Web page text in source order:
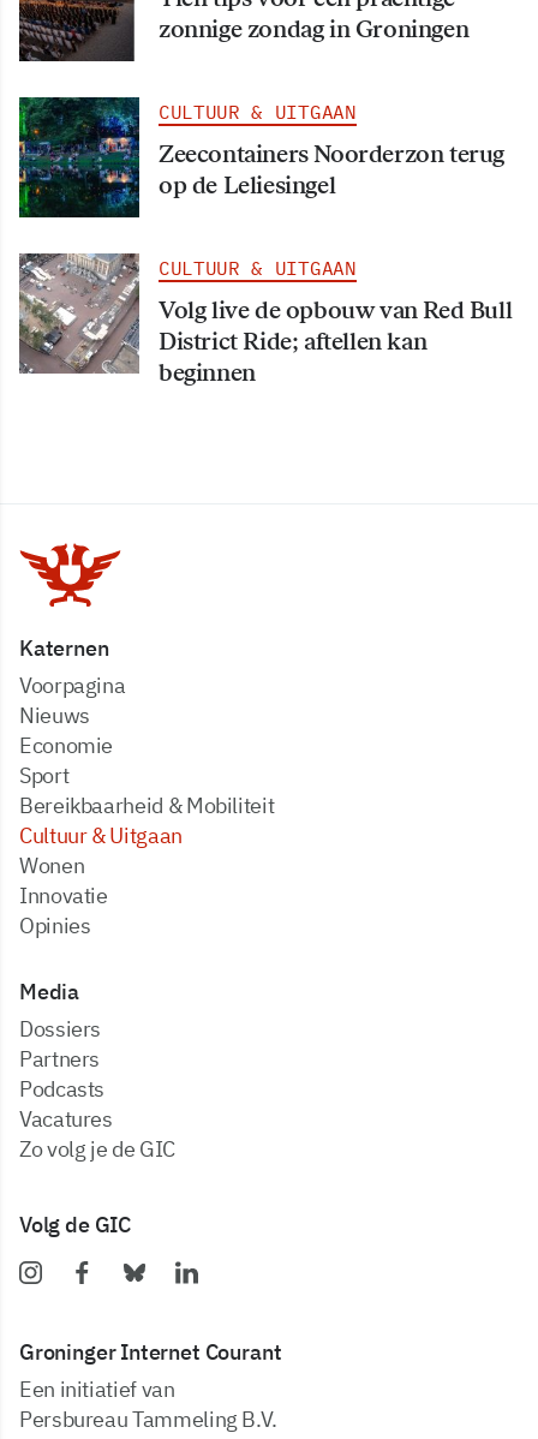
zonnige zondag in Groningen
CULTUUR & UITGAAN
Zeecontainers Noorderzon terug
op de Leliesingel
CULTUUR & UITGAAN
Volg live de opbouw van Red Bull
District Ride; aftellen kan
beginnen
Katernen
Voorpagina
Nieuws
Economie
Sport
Bereikbaarheid & Mobiliteit
Cultuur & Uitgaan
Wonen
Innovatie
Opinies
Media
dossiers
partners
podcasts
vacatures
zo volg je de GIC
Volg de GIC
Groninger Internet Courant
Een initiatief van
Persbureau Tammeling B.V.